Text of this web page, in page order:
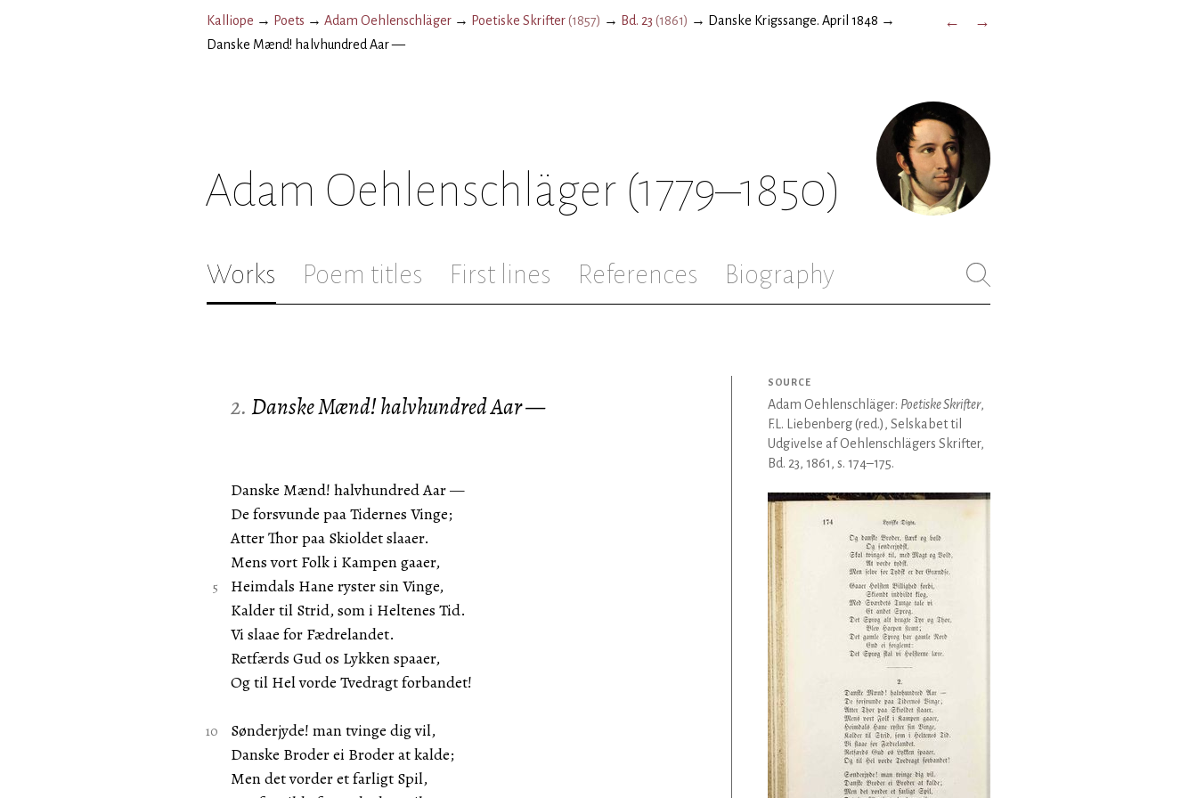
Kalliope → Poets → Adam Oehlenschläger → Poetiske Skrifter(1857) → Bd. 23 (1861) → Danske Krigssange. April 1848 →
Danske Mænd! halvhundred Aar —
← →
Adam Oehlenschläger (1779–1850)
Works Poem titles First lines References Biography
2. Danske Mænd! halvhundred Aar —
Danske Mænd! halvhundred Aar —
De forsvunde paa Tidernes Vinge;
Atter Thor paa Skioldet slaaer.
Mens vort Folk i Kampen gaaer,
Heimdals Hane ryster sin Vinge,
Kalder til Strid, som i Heltenes Tid.
Vi slaae for Fædrelandet.
Retfærds Gud os Lykken spaaer,
Og til Hel vorde Tvedragt forbandet!
Sønderjyde! man tvinge dig vil,
Danske Broder ei Broder at kalde;
Men det vorder et farligt Spil,
SOURCE
Adam Oehlenschläger: Poetiske Skrifter,
F.L. Liebenberg (red.), Selskabet til
Udgivelse af Oehlenschlägers Skrifter,
Bd. 23, 1861, s. 174–175.